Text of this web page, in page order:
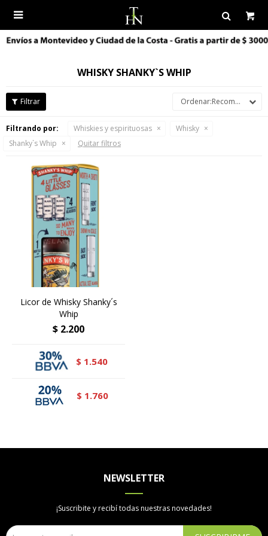

WHISKY SHANKY`S WHIP
Recomendados
Filtrando por: Whiskies y espirituosas
Whisky
Shanky`s Whip
Quitar filtros
Licor de Whisky Shanky´s
Whip
$ 2.200
$ 1.540
$ 1.760
NEWSLETTER
¡Suscribite y recibí todas nuestras novedades!